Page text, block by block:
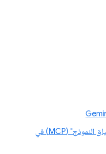
تحسينات لخادم "بروتوكول سياق النموذج" (MCP) في